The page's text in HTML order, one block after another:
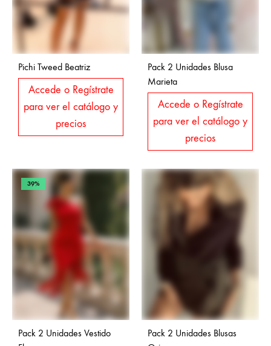
Pichi Tweed Beatriz
Accede o Regístrate
para ver el catálogo y
precios
Pack 2 Unidades Blusa
Marieta
Accede o Regístrate
para ver el catálogo y
precios
39%
Pack 2 Unidades Vestido
Pack 2 Unidades Blusas